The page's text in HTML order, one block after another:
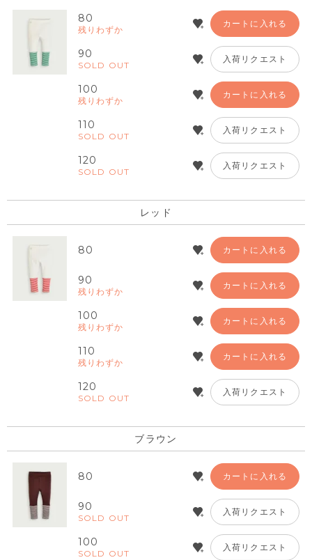
80
残りわずか
カートに入れる
90
SOLD OUT
入荷リクエスト
100
残りわずか
カートに入れる
110
SOLD OUT
入荷リクエスト
120
SOLD OUT
入荷リクエスト
レッド
80 カートに入れる
90
残りわずか
カートに入れる
100
残りわずか
カートに入れる
110
残りわずか
カートに入れる
120
SOLD OUT
入荷リクエスト
ブラウン
80 カートに入れる
90
SOLD OUT
入荷リクエスト
100
SOLD OUT
入荷リクエスト